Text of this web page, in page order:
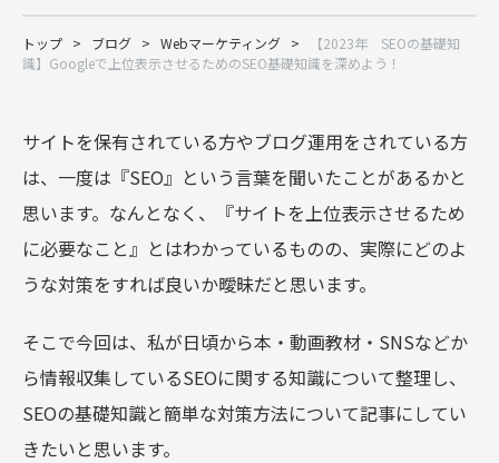
トップ > ブログ > Webマーケティング >
【2023年 SEOの基礎知
識】Googleで上位表示させるためのSEO基礎知識を深めよう！
サイトを保有されている方やブログ運用をされている方
は、一度は『SEO』という言葉を聞いたことがあるかと
思います。なんとなく、『サイトを上位表示させるため
に必要なこと』とはわかっているものの、実際にどのよ
うな対策をすれば良いか曖昧だと思います。
そこで今回は、私が日頃から本・動画教材・SNSなどか
ら情報収集しているSEOに関する知識について整理し、
SEOの基礎知識と簡単な対策方法について記事にしてい
きたいと思います。